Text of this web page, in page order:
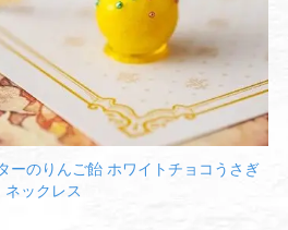
ーのりんご飴 ホワイトチョコうさぎ
ネックレス